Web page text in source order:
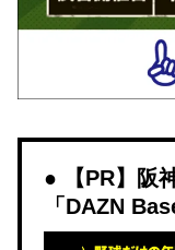
【PR】阪
「DAZN